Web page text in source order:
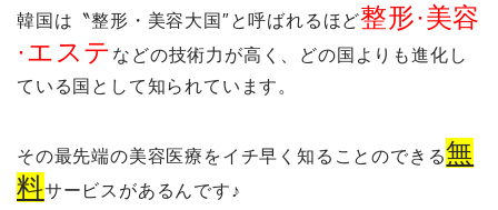
韓国は〝整形・美容大国″と呼ばれるほど整形·美容
·エステ などの技術力が高く、どの国よりも進化し
ている国として知られています。
その最先端の美容医療をイチ早く知ることのできる無
料サービスがあるんです♪